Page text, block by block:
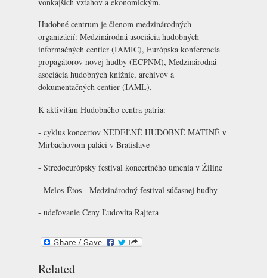
Hudobné centrum je členom medzinárodných
organizácií: Medzinárodná asociácia hudobných
informačných centier (IAMIC), Európska konferencia
propagátorov novej hudby (ECPNM), Medzinárodná
asociácia hudobných knižníc, archívov a
dokumentačných centier (IAML).
K aktivitám Hudobného centra patria:
- cyklus koncertov NEDEĽNÉ HUDOBNÉ MATINÉ v
Mirbachovom paláci v Bratislave
- Stredoeurópsky festival koncertného umenia v Žiline
- Melos-Étos - Medzinárodný festival súčasnej hudby
- udeľovanie Ceny Ľudovíta Rajtera
Related